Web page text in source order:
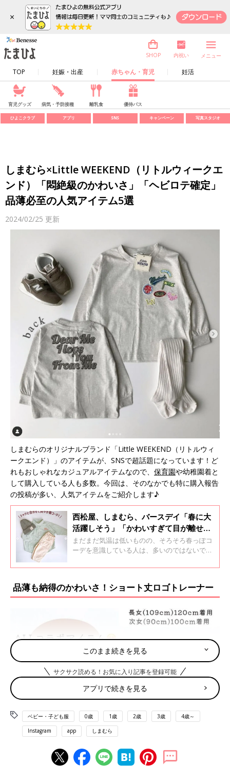
×
TOP 妊娠・出産 赤ちゃん・育児 妊活
SHOP 内祝い メニュー
育児グッズ 病気・予防接種 離乳食 優待パス
ひよこクラブ アプリ SNS キャンペーン 写真スタジオ
しまむら×Little WEEKEND（リトルウィークエ
ンド）「悶絶級のかわいさ」「ヘビロテ確定」
品薄必至の人気アイテム5選
2024/02/25 更新
しまむらのオリジナルブランド「Little WEEKEND（リトルウィ
ークエンド）」のアイテムが、SNSで超話題になっています！ど
れもおしゃれなカジュアルアイテムなので、 保育園や幼稚園着と
して購入している人も多数。今回は、そのなかでも特に購入報告
の投稿が多い、人気アイテムをご紹介します♪
西松屋、しまむら、バースデイ「春に大
活躍しそう」「かわいすぎて目が離せな
い！」春っぽカラーコーデ5選
まだまだ気温は低いものの、そろそろ春っぽコ
ーデを意識している人は、多いのではないでし
の春っぽカラーを取り入れるのがおすすめ。そ
叶えられるおすすめの春っぽカラーコーデをご
紹介します。コーデを組むコツなどもお伝えす
るので、ぜひ参考にしてくださいね♪
品薄も納得のかわいさ！ショート丈ロゴトレーナー
このまま続きを見る
サクサク読める！お気に入り記事を登録可能
アプリで続きを見る
ベビー・子ども服 0歳 1歳 2歳 3歳 4歳～
Instagram app しまむら